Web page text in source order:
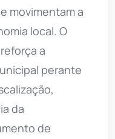
movimentam a
local. O
a
perante
da
de